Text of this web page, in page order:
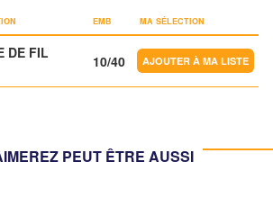
EMB MA SÉLECTION
DE FIL
10/40
PEUT ÊTRE AUSSI